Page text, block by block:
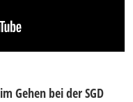
Gehen bei der SGD